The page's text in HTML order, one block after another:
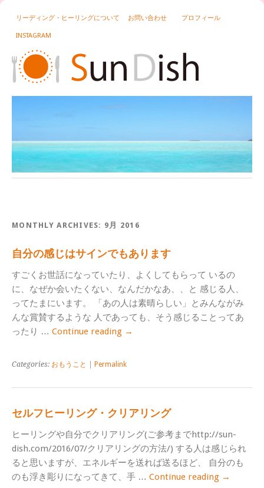
リーディング・ヒーリングについて お問い合わせ プロフィール
INSTAGRAM
MONTHLY ARCHIVES: 9月 2016
自分の感じはサインでもあります
すごくお世話になっていたり、よくしてもらって いるの
に、なぜか会いたくない、なんだかなあ、、と 感じる人、
ってたまにいます。 「あの人は素晴らしい」とみんながみ
んな賞賛するような 人であっても、そう感じることってあ
ったり … Continue reading →
Categories: おもうこと Permalink
セルフヒーリング・クリアリング
ヒーリングや自分でクリアリング(ご参考までhttp://sun-
dish.com/2016/07/クリアリングの方法/) する人は感じられ
ると思いますが、エネルギーを送れば送るほど、 自分のも
のも浮き彫りになってきて、手 … Continue reading →